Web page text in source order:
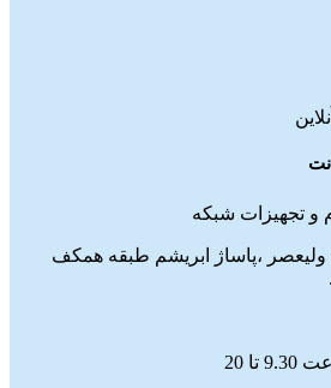
تجهیزات شبکه
ولیعصر ،پاساژ ابریشم طبقه همکف
20